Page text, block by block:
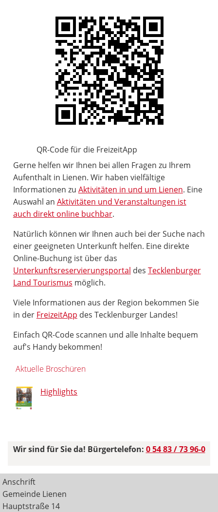
QR-Code für die FreizeitApp
Gerne helfen wir Ihnen bei allen Fragen zu Ihrem
Aufenthalt in Lienen. Wir haben vielfältige
Informationen zu Aktivitäten in und um Lienen. Eine
Auswahl an Aktivitäten und Veranstaltungen ist
auch direkt online buchbar.
Natürlich können wir Ihnen auch bei der Suche nach
einer geeigneten Unterkunft helfen. Eine direkte
Online-Buchung ist über das
Unterkunftsreservierungsportal des Tecklenburger
Land Tourismus möglich.
Viele Informationen aus der Region bekommen Sie
in der FreizeitApp des Tecklenburger Landes!
Einfach QR-Code scannen und alle Inhalte bequem
auf's Handy bekommen!
Aktuelle Broschüren
Highlights
Wir sind für Sie da! Bürgertelefon: 0 54 83 / 73 96-0
Anschrift
Gemeinde Lienen
Hauptstraße 14